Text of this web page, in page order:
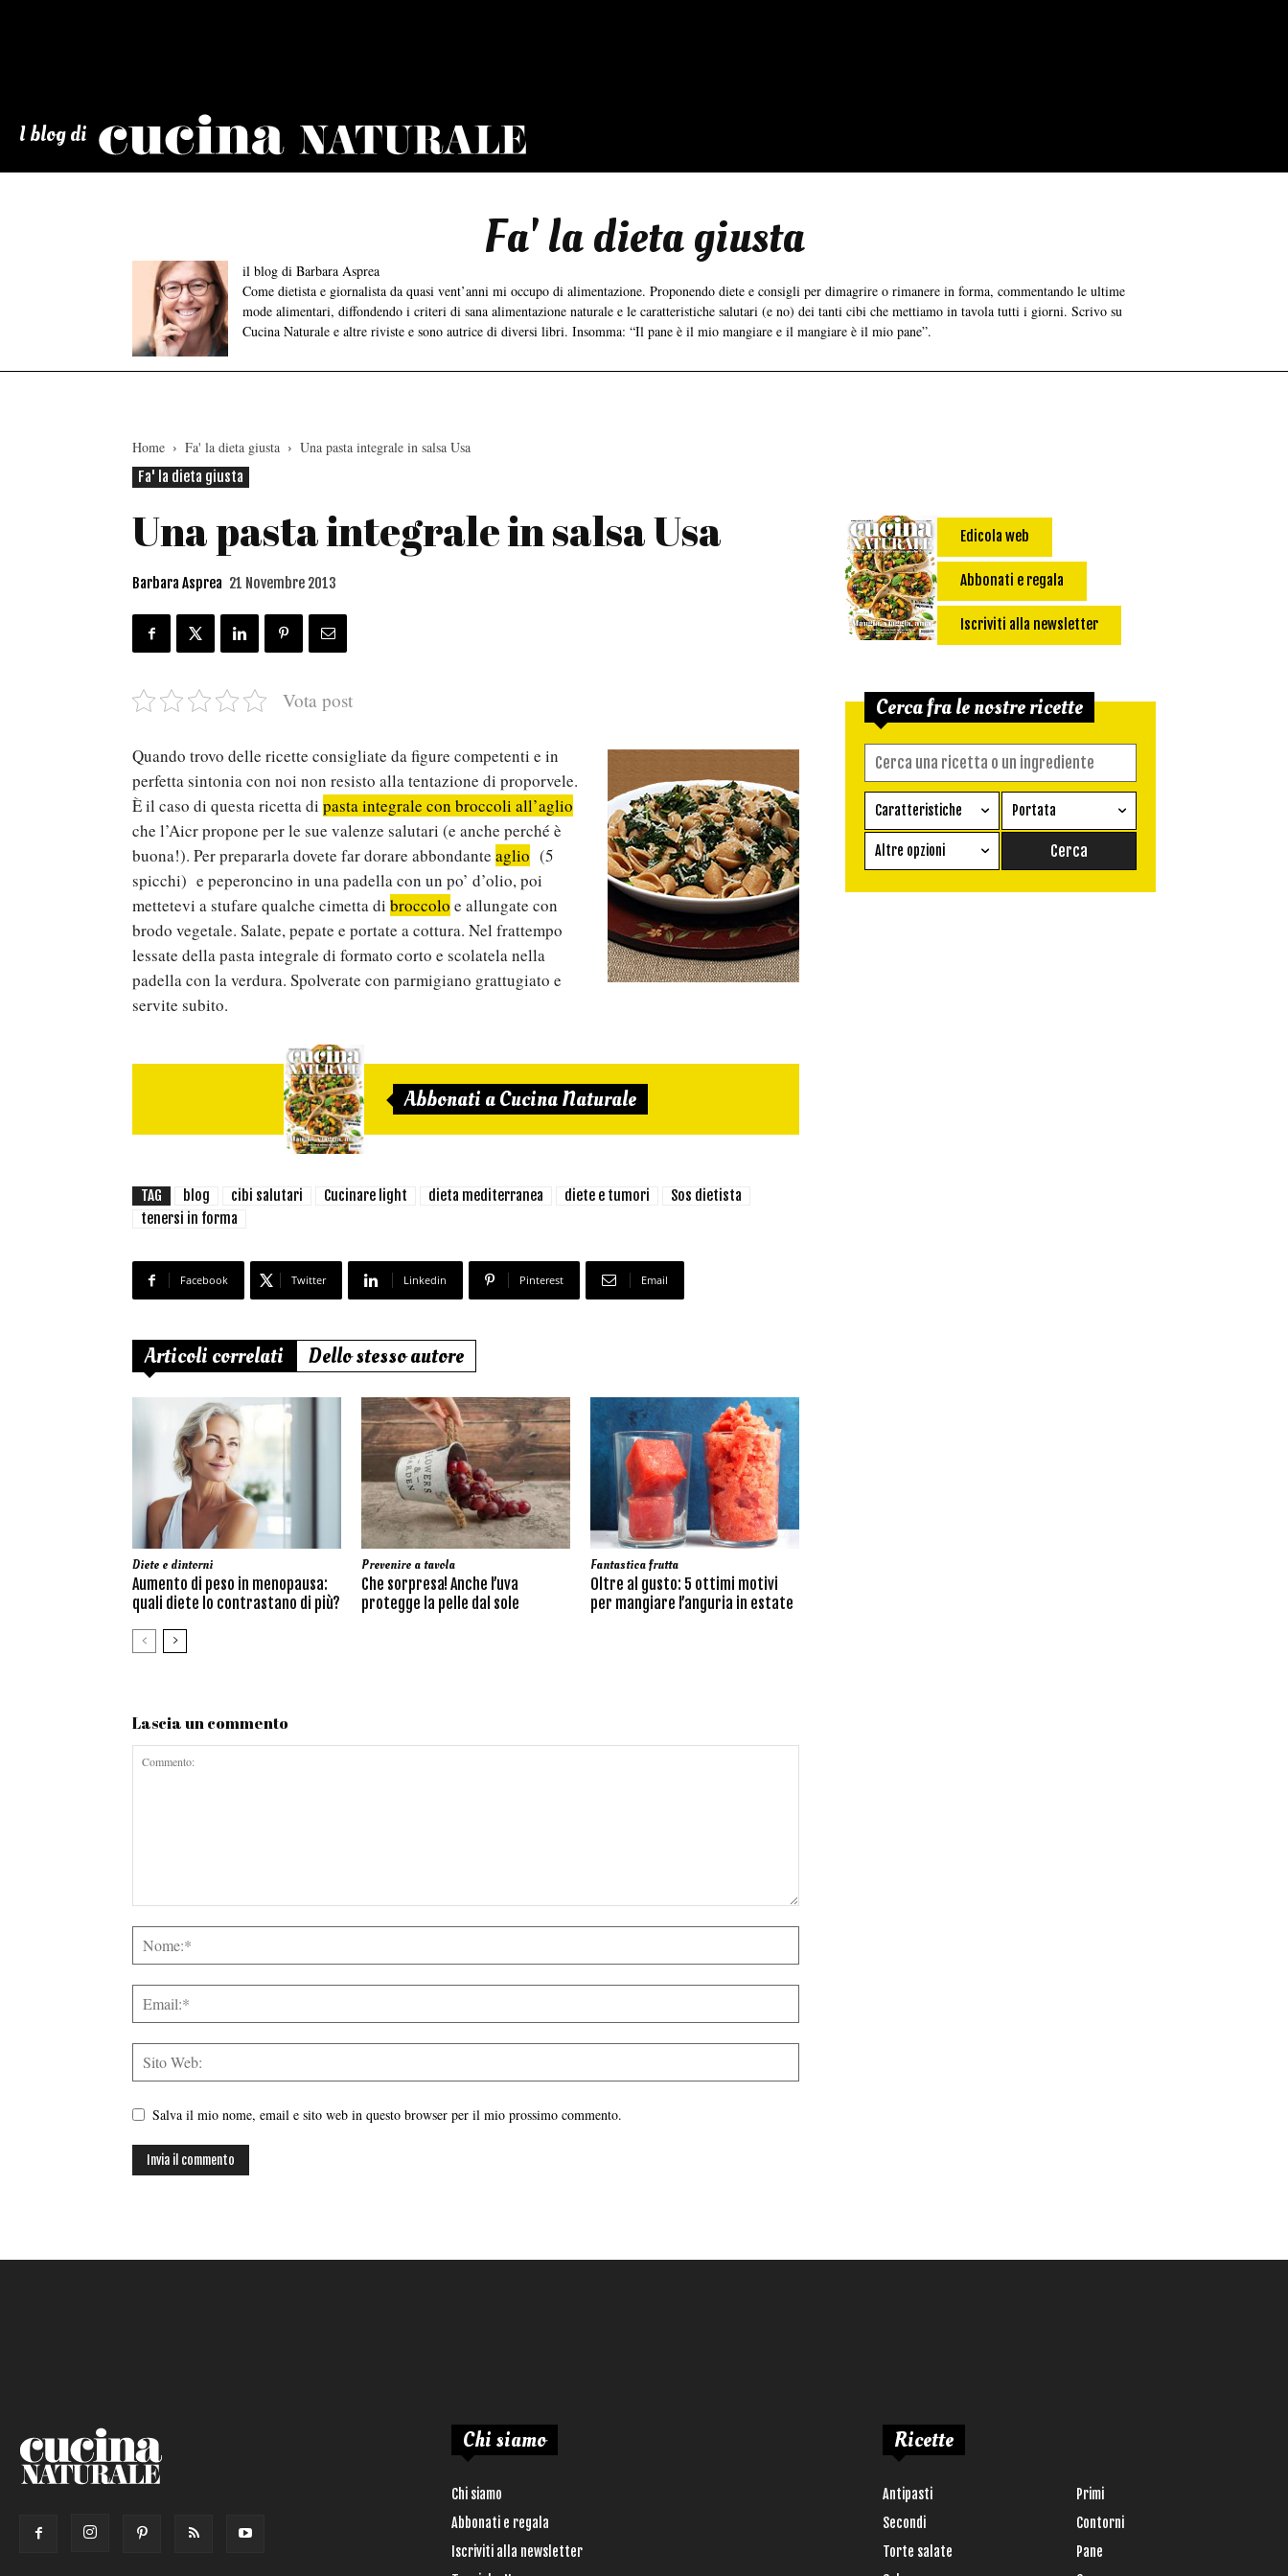
I blog di Naturale
Fa' la dieta giusta
il blog di Barbara Asprea
Come dietista e giornalista da quasi vent’anni mi occupo di alimentazione. Proponendo diete e consigli per dimagrire o rimanere in forma, commentando le ultime
mode alimentari, diffondendo i criteri di sana alimentazione naturale e le caratteristiche salutari (e no) dei tanti cibi che mettiamo in tavola tutti i giorni. Scrivo su
Cucina Naturale e altre riviste e sono autrice di diversi libri. Insomma: “Il pane è il mio mangiare e il mangiare è il mio pane”.
Home Fa' la dieta giusta
Una pasta integrale in salsa Usa
Fa' la dieta giusta
Una pasta integrale in salsa Usa
Barbara Asprea 21 Novembre 2013
Vota post
Quando trovo delle ricette consigliate da figure competenti e in
perfetta sintonia con noi non resisto alla tentazione di proporvele.
È il caso di questa ricetta di pasta integrale con broccoli all’aglio
che l’Aicr propone per le sue valenze salutari (e anche perché è
buona!). Per prepararla dovete far dorare abbondante aglio (5
spicchi) e peperoncino in una padella con un po’ d’olio, poi
mettetevi a stufare qualche cimetta di broccolo e allungate con
brodo vegetale. Salate, pepate e portate a cottura. Nel frattempo
lessate della pasta integrale di formato corto e scolatela nella
padella con la verdura. Spolverate con parmigiano grattugiato e
servite subito.
Abbonati a Cucina Naturale
TAG blog cibi salutari Cucinare light dieta mediterranea diete e tumori
Sos dietista
tenersi in forma
Facebook Twitter Linkedin Pinterest Email
Articoli correlati Dello stesso autore
Diete e dintorni
Aumento di peso in menopausa:
quali diete lo contrastano di più?
Prevenire a tavola
Che sorpresa! Anche l’uva
protegge la pelle dal sole
Fantastica frutta
Oltre al gusto: 5 ottimi motivi
per mangiare l’anguria in estate
Lascia un commento
Salva il mio nome, email e sito web in questo browser per il mio prossimo commento.
Edicola web
Abbonati e regala
Iscriviti alla newsletter
Cerca fra le nostre ricette
Caratteristiche
Ricetta vegetariana
Senza glutine
Portata
Antipasto
Conserva
Altre opzioni
Chi siamo
Chi siamo
Abbonati e regala
Iscriviti alla newsletter
Ricette
Antipasti
Primi
Secondi
Contorni
Torte salate
Pane